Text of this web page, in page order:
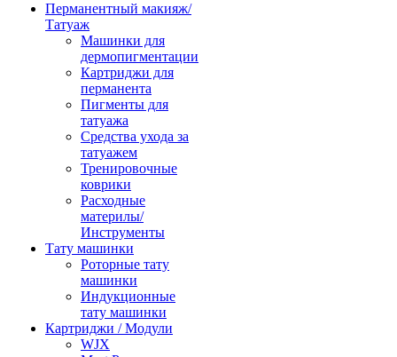
Перманентный макияж/
Татуаж
Машинки для
дермопигментации
Картриджи для
перманента
Пигменты для
татуажа
Средства ухода за
татуажем
Тренировочные
коврики
Расходные
материлы/
Инструменты
Тату машинки
Роторные тату
машинки
Индукционные
тату машинки
Картриджи / Модули
WJX